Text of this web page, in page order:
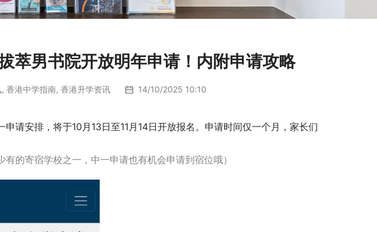
男书院开放明年申请！内附申请攻略
, 香港中学指南, 香港升学资讯 14/10/2025 10:10
申请安排，将于10月13日至11月14日开放报名。申请时间仅一个月，家长们
有的寄宿学校之一，中一申请也有机会申请到宿位哦）